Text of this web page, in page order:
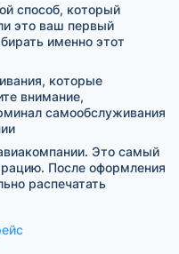
способ, который
это ваш первый
именно этот
которые
внимание,
самообслуживания
Это самый
После оформления
распечатать